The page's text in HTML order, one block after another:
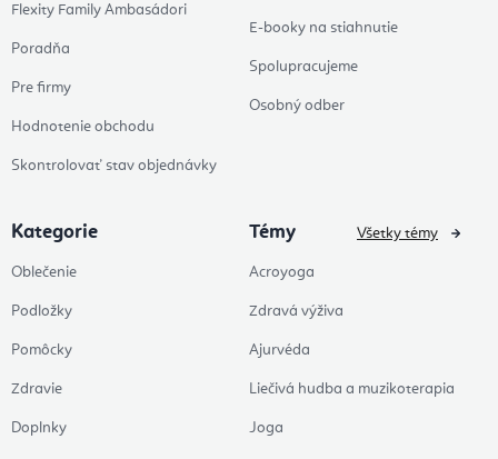
Flexity Family Ambasádori
Poradňa
Pre firmy
Hodnotenie obchodu
Skontrolovať stav objednávky
E-booky na stiahnutie
Spolupracujeme
Osobný odber
Kategorie
Oblečenie
Podložky
Pomôcky
Zdravie
Doplnky
Témy
Acroyoga
Zdravá výživa
Ajurvéda
Liečivá hudba a muzikoterapia
Joga
Všetky témy